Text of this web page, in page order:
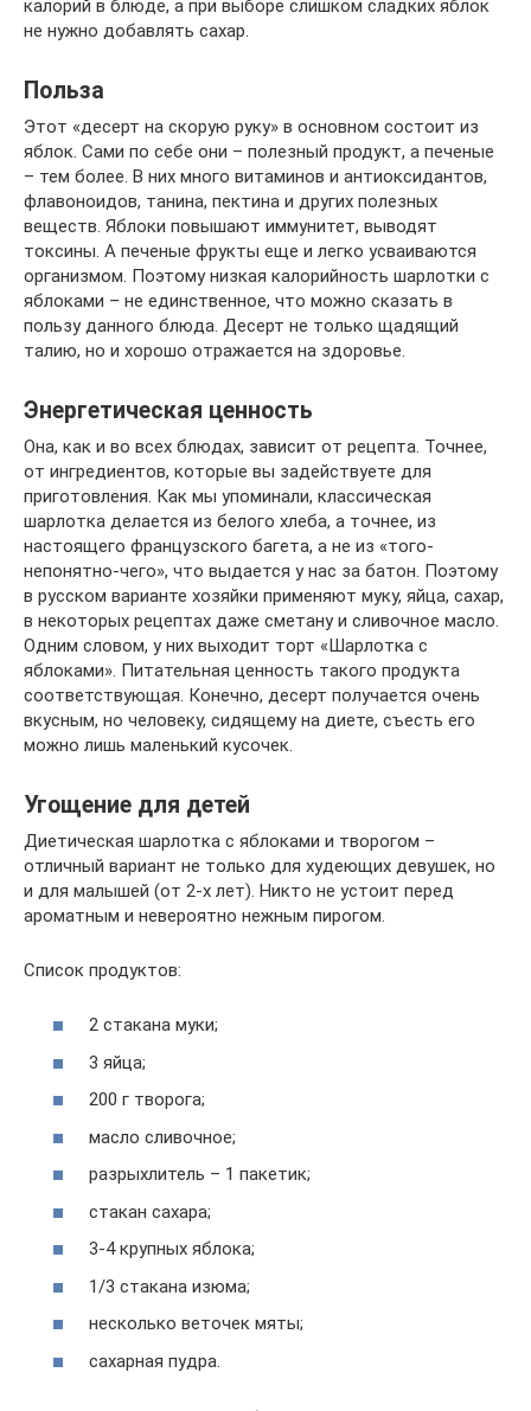
калорий в блюде, а при выборе слишком сладких яблок
не нужно добавлять сахар.
Польза
Этот «десерт на скорую руку» в основном состоит из
яблок. Сами по себе они – полезный продукт, а печеные
– тем более. В них много витаминов и антиоксидантов,
флавоноидов, танина, пектина и других полезных
веществ. Яблоки повышают иммунитет, выводят
токсины. А печеные фрукты еще и легко усваиваются
организмом. Поэтому низкая калорийность шарлотки с
яблоками – не единственное, что можно сказать в
пользу данного блюда. Десерт не только щадящий
талию, но и хорошо отражается на здоровье.
Энергетическая ценность
Она, как и во всех блюдах, зависит от рецепта. Точнее,
от ингредиентов, которые вы задействуете для
приготовления. Как мы упоминали, классическая
шарлотка делается из белого хлеба, а точнее, из
настоящего французского багета, а не из «того-
непонятно-чего», что выдается у нас за батон. Поэтому
в русском варианте хозяйки применяют муку, яйца, сахар,
в некоторых рецептах даже сметану и сливочное масло.
Одним словом, у них выходит торт «Шарлотка с
яблоками». Питательная ценность такого продукта
соответствующая. Конечно, десерт получается очень
вкусным, но человеку, сидящему на диете, съесть его
можно лишь маленький кусочек.
Угощение для детей
Диетическая шарлотка с яблоками и творогом –
отличный вариант не только для худеющих девушек, но
и для малышей (от 2-х лет). Никто не устоит перед
ароматным и невероятно нежным пирогом.
Список продуктов:
2 стакана муки;
3 яйца;
200 г творога;
масло сливочное;
разрыхлитель – 1 пакетик;
стакан сахара;
3-4 крупных яблока;
1/3 стакана изюма;
несколько веточек мяты;
сахарная пудра.